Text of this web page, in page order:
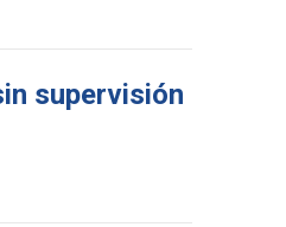
supervisión